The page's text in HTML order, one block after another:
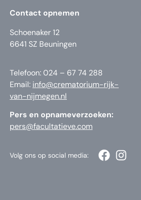
Contact opnemen
Schoenaker 12
6641 SZ Beuningen
Telefoon: 024 – 67 74 288
Email: info@crematorium-rijk-
van-nijmegen.nl
Pers en opnameverzoeken:
pers@facultatieve.com
Volg ons op social media: